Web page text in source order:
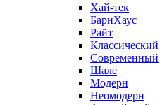
Хай-тек
БарнХаус
Райт
Классический
Современный
Шале
Модерн
Неомодерн